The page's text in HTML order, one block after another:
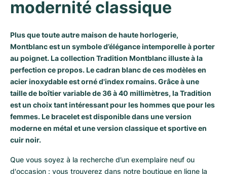
Milgauss
Oyster Perpetual
Yacht-Master
Yacht-Master II
Sea-Dweller
Sky-Dweller
Submariner
Montres pour femmes
Ronde
Rotonde
Crash
Pasha
Tortue
Baignoire
Ballon Blanc
Professional
Bentley
Transocean
Cockpit
Chronospace
Super Avenger
Galactic
Formula 1
Grand Carrera
Montres d'occasion
Montres pour femmes
Portofino
Portugieser
Da Vinci
Aquatimer
Spitfire
GST
Vintage
Spirit of Big Bang
King Power
Montres d'occasion
modernité classique
Plus que toute autre maison de haute horlogerie,
Montblanc est un symbole d’élégance intemporelle à porter
au poignet. La collection Tradition Montblanc illuste à la
perfection ce propos. Le cadran blanc de ces modèles en
acier inoxydable est orné d'index romains. Grâce à une
taille de boîtier variable de 36 à 40 millimètres, la Tradition
est un choix tant intéressant pour les hommes que pour les
femmes. Le bracelet est disponible dans une version
moderne en métal et une version classique et sportive en
cuir noir.
Que vous soyez à la recherche d’un exemplaire neuf ou
d'occasion : vous trouverez dans notre boutique en ligne la